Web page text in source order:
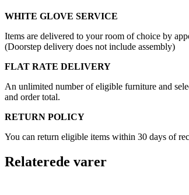
WHITE GLOVE SERVICE
Items are delivered to your room of choice by
(Doorstep delivery does not include assembly)
FLAT RATE DELIVERY
An unlimited number of eligible furniture and
and order total.
RETURN POLICY
You can return eligible items within 30 days of
Relaterede varer